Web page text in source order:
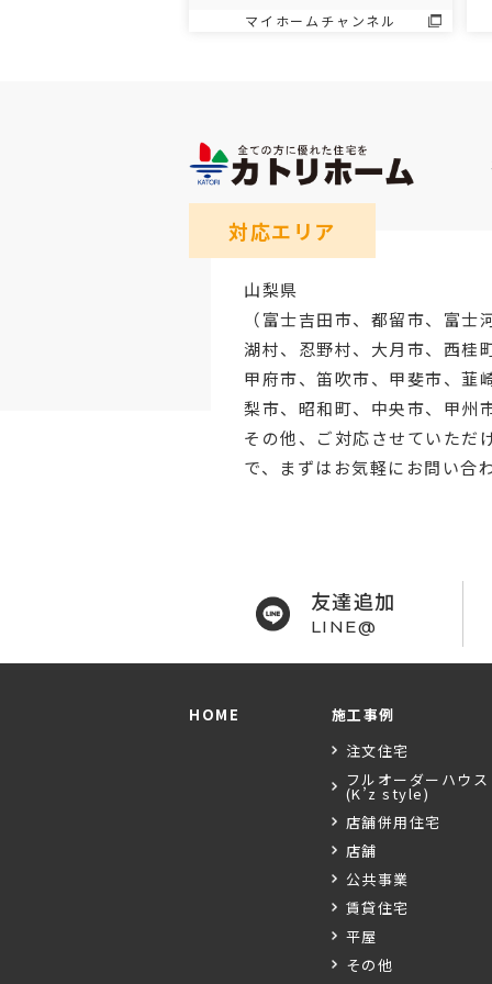
マイホームチャンネル
対応エリア
山梨県
（富士吉田市、 都留市、 富士
湖村、忍野村、 大月市、西桂
甲府市、笛吹市、甲斐市、韮
梨市、昭和町、中央市、甲州
その他、ご対応させていただ
で、まずはお気軽にお問い合
友達追加
LINE@
HOME
施工事例
注文住宅
フルオーダーハウス
(K’z style)
店舗併用住宅
店舗
公共事業
賃貸住宅
平屋
その他